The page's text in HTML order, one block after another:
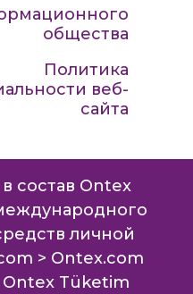
общества
Политика
веб-
сайта
состав Ontex
личной
> Ontex.com
Tüketim